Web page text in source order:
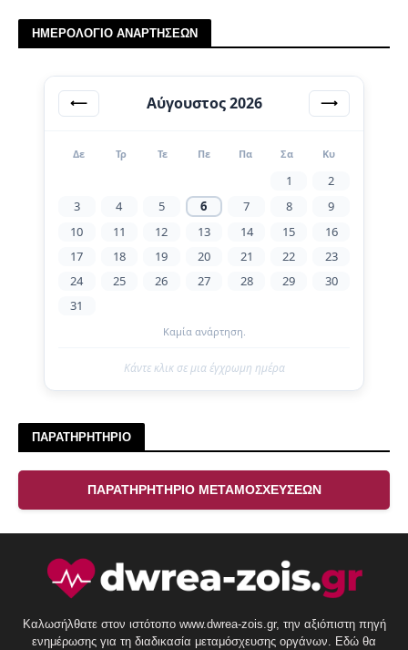
ΗΜΕΡΟΛΟΓΙΟ ΑΝΑΡΤΗΣΕΩΝ
⟵ Αύγουστος 2026 ⟶
Δε Τρ Τε Πε Πα Σα Κυ
1
2
3
4 5 6 7 8
9
10
11 12 13 14 15
16
17
18 19 20 21 22
23
24
25 26 27 28 29
30
31
Καμία ανάρτηση.
Κάντε κλικ σε μια έγχρωμη ημέρα
ΠΑΡΑΤΗΡΗΤΗΡΙΟ
ΠΑΡΑΤΗΡΗΤΗΡΙΟ ΜΕΤΑΜΟΣΧΕΥΣΕΩΝ
Καλωσήλθατε στον ιστότοπο www.dwrea-zois.gr, την αξιόπιστη πηγή
ενημέρωσης για τη διαδικασία μεταμόσχευσης οργάνων. Εδώ θα